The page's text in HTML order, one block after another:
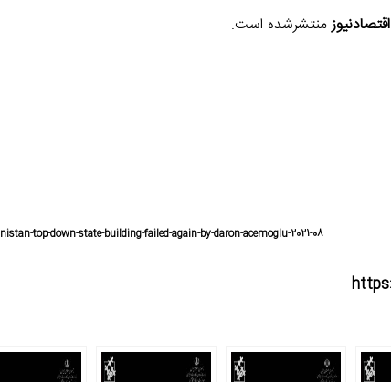
اقتصادنیوزمنتشرشده است.
top-down-state-building-failed-again-by-daron-acemoglu-2021-08